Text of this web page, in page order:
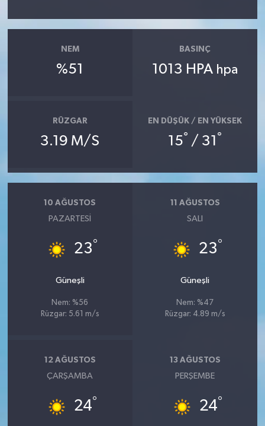
NEM
%51
BASINÇ
1013 HPA hpa
RÜZGAR
3.19 M/S
EN DÜŞÜK / EN YÜKSEK
15° / 31 °
10 AĞUSTOS
PAZARTESI
23°
Güneşli
Nem: %56
Rüzgar: 5.61 m/s
11 AĞUSTOS
SALI
23°
Güneşli
Nem: %47
Rüzgar: 4.89 m/s
12 AĞUSTOS
ÇARŞAMBA
24°
13 AĞUSTOS
PERŞEMBE
24°